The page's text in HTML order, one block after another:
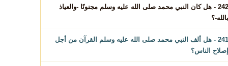
242 - هل كان النبي محمد صلى الله عليه وسلم مجنونًا -والعياذ
بالله-؟
241 - هل ألف النبي محمد صلى الله عليه وسلم القرآن من أجل
إصلاح الناس؟